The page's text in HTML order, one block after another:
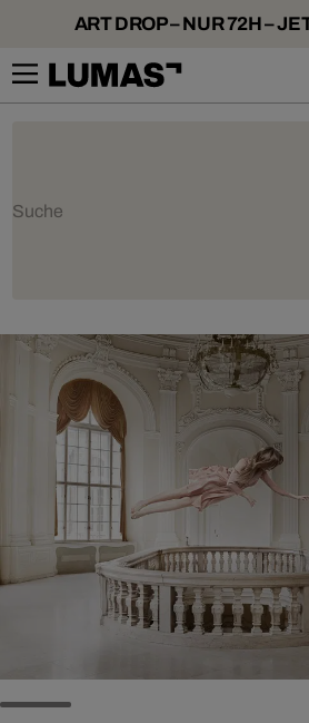
ART DROP – NUR 72H –